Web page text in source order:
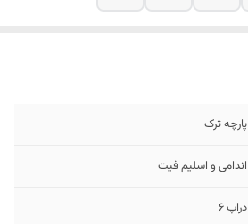
پارچه ترک
اندامی و اسلیم فیت
دراپ ۶